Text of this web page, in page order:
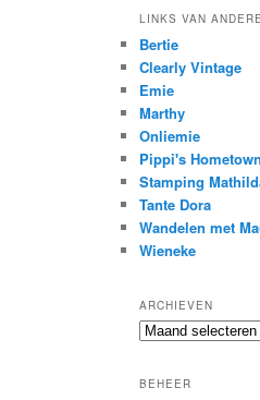
LINKS VAN
Bertie
Clearly Vintage
Emie
Marthy
Onliemie
Pippi's Hometown
Stamping
Tante Dora
Wandelen met
Wieneke
ARCHIEVEN
Archieven
BEHEER